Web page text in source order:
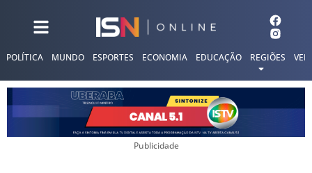
POLÍTICA MUNDO ESPORTES ECONOMIA EDUCAÇÃO REGIÕES
Publicidade